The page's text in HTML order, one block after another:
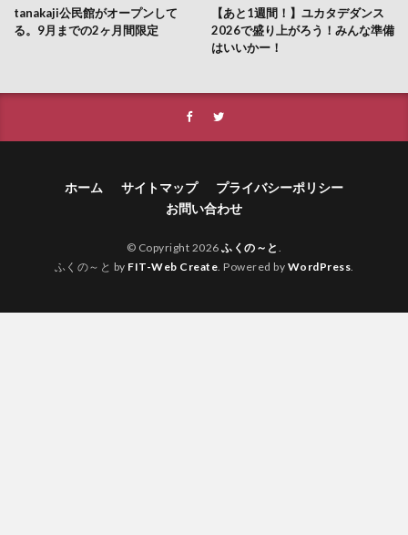
tanakaji公民館がオープンして
る。9月までの2ヶ月間限定
【あと1週間！】ユカタデダンス
2026で盛り上がろう！みんな準備
はいいかー！
ホーム サイトマップ
プライバシーポリシー
お問い合わせ
© Copyright 2026ふくの～と
ふくの～と by FIT-Web Create . Powered by WordPress